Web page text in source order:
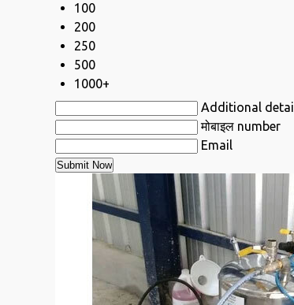
100
200
250
500
1000+
Additional
मोबाइल number
Email